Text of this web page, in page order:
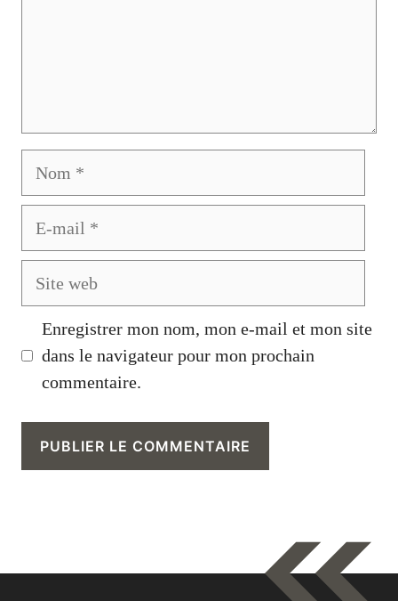
Enregistrer mon nom, mon e-mail et mon site
dans le navigateur pour mon prochain
commentaire.